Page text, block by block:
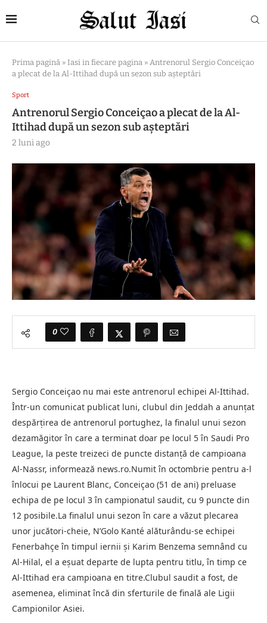
Prima pagină » Iasi in fiecare pagina » Antrenorul Sergio Conceiçao
a plecat de la Al-Ittihad după un sezon sub aşteptări
Sport
Antrenorul Sergio Conceiçao a plecat de la Al-
Ittihad după un sezon sub aşteptări
2 luni ago
0
Sergio Conceiçao nu mai este antrenorul echipei Al-Ittihad.
Într-un comunicat publicat luni, clubul din Jeddah a anunţat
despărţirea de antrenorul portughez, la finalul unui sezon
dezamăgitor în care a terminat doar pe locul 5 în Saudi Pro
League, la peste treizeci de puncte distanţă de campioana
Al-Nassr, informează news.ro.Numit în octombrie pentru a-l
înlocui pe Laurent Blanc, Conceiçao (51 de ani) preluase
echipa de pe locul 3 în campionatul saudit, cu 9 puncte din
12 posibile.La finalul unui sezon în care a văzut plecarea
unor jucători-cheie, N’Golo Kanté alăturându-se echipei
Fenerbahçe în timpul iernii şi Karim Benzema semnând cu
Al-Hilal, el a eşuat departe de lupta pentru titlu, în timp ce
Al-Ittihad era campioana en titre.Clubul saudit a fost, de
asemenea, eliminat încă din sferturile de finală ale Ligii
Campionilor Asiei.